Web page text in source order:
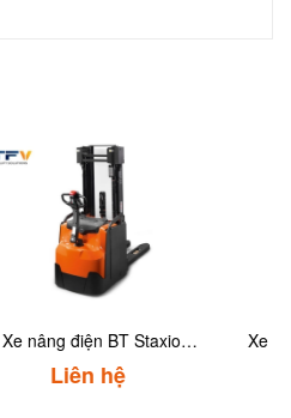
Xe nâng điện 3 chiều 1.25
tấn Toyota 8RFBA12
Liên hệ